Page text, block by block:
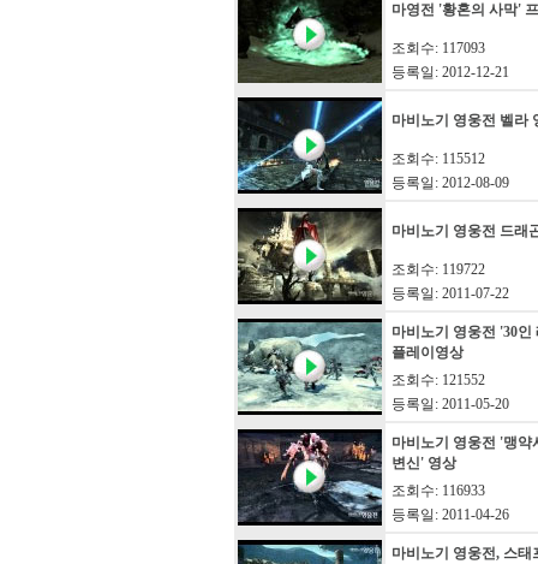
마영전 '황혼의 사막'
조회수: 117093
등록일: 2012-12-21
마비노기 영웅전 벨라
조회수: 115512
등록일: 2012-08-09
마비노기 영웅전 드래
조회수: 119722
등록일: 2011-07-22
마비노기 영웅전 '30인
플레이영상
조회수: 121552
등록일: 2011-05-20
마비노기 영웅전 '맹약
변신' 영상
조회수: 116933
등록일: 2011-04-26
마비노기 영웅전, 스태